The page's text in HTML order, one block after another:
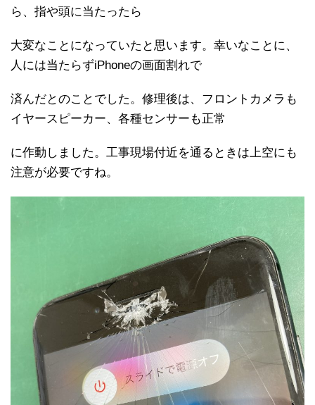
ら、指や頭に当たったら
大変なことになっていたと思います。幸いなことに、
人には当たらずiPhoneの画面割れで
済んだとのことでした。修理後は、フロントカメラも
イヤースピーカー、各種センサーも正常
に作動しました。工事現場付近を通るときは上空にも
注意が必要ですね。